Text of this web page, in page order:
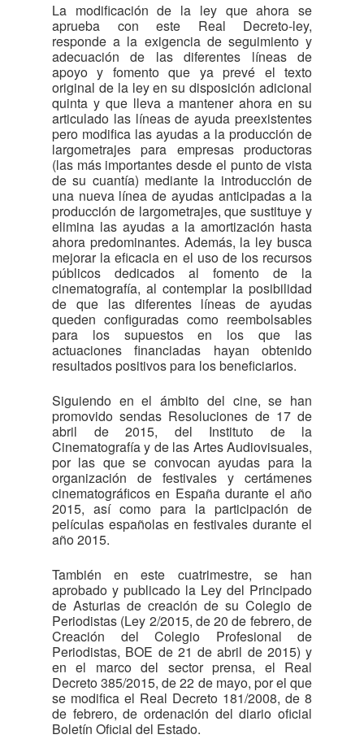
La modificación de la ley que ahora se
aprueba con este Real Decreto-ley,
responde a la exigencia de seguimiento y
adecuación de las diferentes líneas de
apoyo y fomento que ya prevé el texto
original de la ley en su disposición adicional
quinta y que lleva a mantener ahora en su
articulado las líneas de ayuda preexistentes
pero modifica las ayudas a la producción de
largometrajes para empresas productoras
(las más importantes desde el punto de vista
de su cuantía) mediante la introducción de
una nueva línea de ayudas anticipadas a la
producción de largometrajes, que sustituye y
elimina las ayudas a la amortización hasta
ahora predominantes. Además, la ley busca
mejorar la eficacia en el uso de los recursos
públicos dedicados al fomento de la
cinematografía, al contemplar la posibilidad
de que las diferentes líneas de ayudas
queden configuradas como reembolsables
para los supuestos en los que las
actuaciones financiadas hayan obtenido
resultados positivos para los beneficiarios.
Siguiendo en el ámbito del cine, se han
promovido sendas Resoluciones de 17 de
abril de 2015, del Instituto de la
Cinematografía y de las Artes Audiovisuales,
por las que se convocan ayudas para la
organización de festivales y certámenes
cinematográficos en España durante el año
2015, así como para la participación de
películas españolas en festivales durante el
año 2015.
También en este cuatrimestre, se han
aprobado y publicado la Ley del Principado
de Asturias de creación de su Colegio de
Periodistas (Ley 2/2015, de 20 de febrero, de
Creación del Colegio Profesional de
Periodistas, BOE de 21 de abril de 2015) y
en el marco del sector prensa, el Real
Decreto 385/2015, de 22 de mayo, por el que
se modifica el Real Decreto 181/2008, de 8
de febrero, de ordenación del diario oficial
Boletín Oficial del Estado.